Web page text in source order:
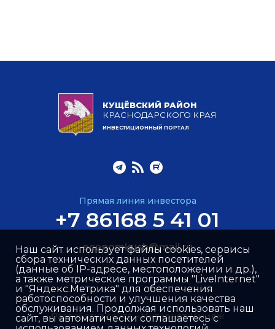
КУЩЁВСКИЙ РАЙОН
КРАСНОДАРСКОГО КРАЯ
ИНВЕСТИЦИОННЫЙ ПОРТАЛ
Прямая линия инвестора
+7 86168 5 41 01
economkush@mail.ru
Разработка сайта –Интернет-Имидж
Наш сайт использует файлы cookies, сервисы
сбора технических данных посетителей
(данные об IP-адресе, местоположении и др.),
а также метрические программы "LiveInternet"
и "Яндекс.Метрика" для обеспечения
работоспособности и улучшения качества
обслуживания. Продолжая использовать наш
сайт, вы автоматически соглашаетесь с